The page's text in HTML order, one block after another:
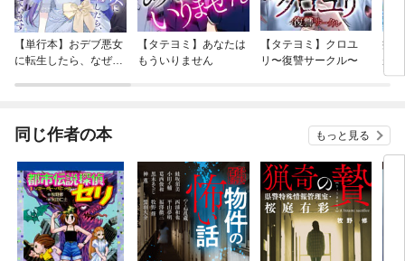
【単行本】おデブ悪女
に転生したら、なぜか
【タテヨミ】あなたは
もういりません
【タテヨミ】クロユ
リ〜復讐サークル〜
病
が
ぎ
同じ作者の本 もっと見る